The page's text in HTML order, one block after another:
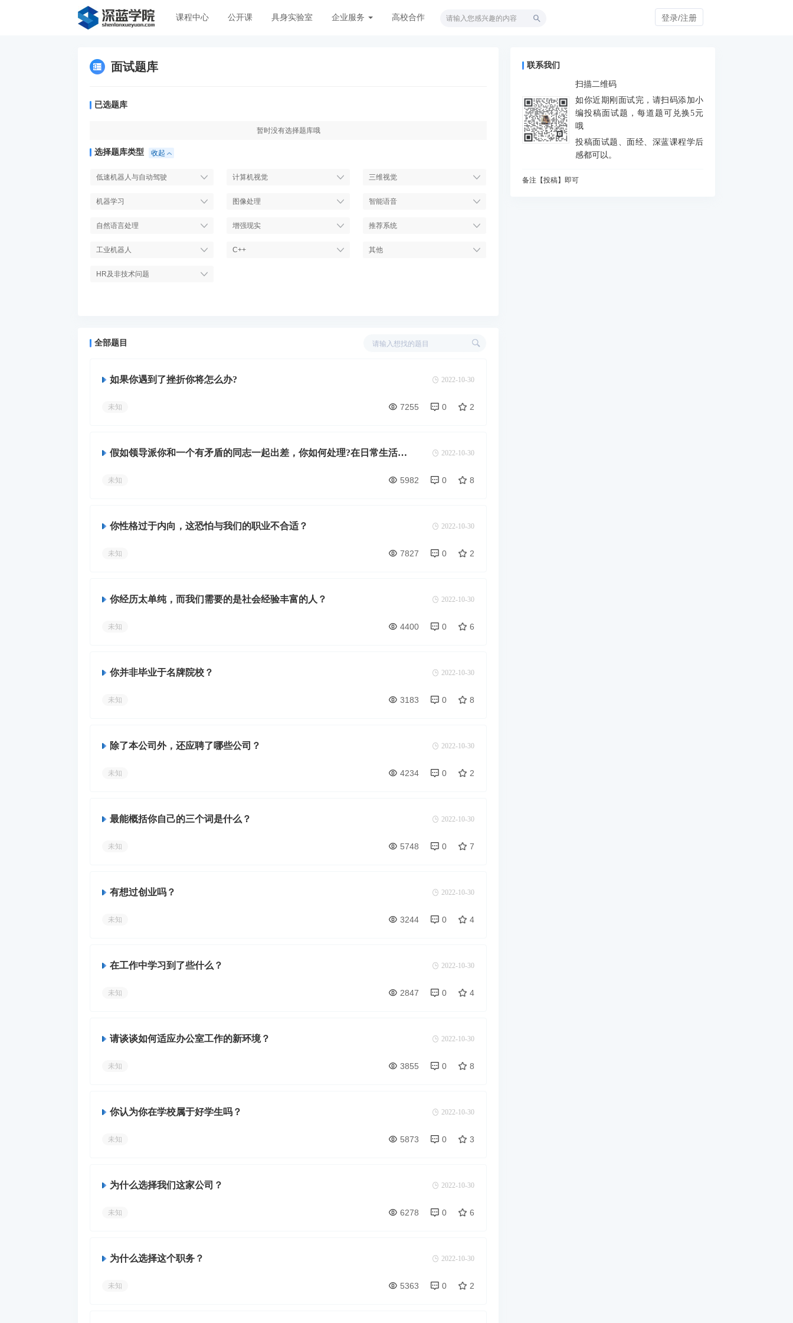
课程中心 公开课 具身实验室 企业服务 高校合作 登录/注册
面试题库
已选题库
暂时没有选择题库哦
选择题库类型 收起
低速机器人与自动驾驶 计算机视觉 三维视觉
机器学习 图像处理 智能语音
自然语言处理 增强现实 推荐系统
工业机器人 C++ 其他
HR及非技术问题
全部题目
如果你遇到了挫折你将怎么办? 2022-10-30
未知 7255 0 2
假如领导派你和一个有矛盾的同志一起出差，你如何处理?在日常生活
2022-10-30
未知 5982 0 8
你性格过于内向，这恐怕与我们的职业不合适？ 2022-10-30
未知 7827 0 2
你经历太单纯，而我们需要的是社会经验丰富的人？ 2022-10-30
未知 4400 0 6
你并非毕业于名牌院校？ 2022-10-30
未知 3183 0 8
除了本公司外，还应聘了哪些公司？ 2022-10-30
未知 4234 0 2
最能概括你自己的三个词是什么？ 2022-10-30
未知 5748 0 7
有想过创业吗？ 2022-10-30
未知 3244 0 4
在工作中学习到了些什么？ 2022-10-30
未知 2847 0 4
请谈谈如何适应办公室工作的新环境？ 2022-10-30
未知 3855 0 8
你认为你在学校属于好学生吗？ 2022-10-30
未知 5873 0 3
为什么选择我们这家公司？ 2022-10-30
未知 6278 0 6
为什么选择这个职务？ 2022-10-30
未知 5363 0 2
联系我们
扫描二维码
如你近期刚面试完，请扫码添加小
编投稿面试题，每道题可兑换5元
哦
投稿面试题、面经、深蓝课程学后
感都可以。
备注【投稿】即可